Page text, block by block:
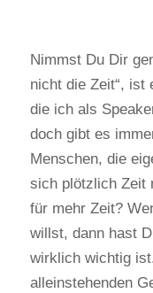
Nimmst Du Dir
nicht die Zeit“, ist
die ich als
doch gibt es
Menschen, die
sich plötzlich Zeit
für mehr Zeit?
willst, dann hast
wirklich wichtig
alleinstehenden